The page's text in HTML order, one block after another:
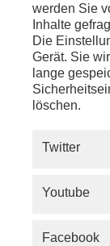
SERVICE
werden Sie
Inhalte
Die
Gerät. Sie
lange
löschen.
Twitter
Youtube
Facebook